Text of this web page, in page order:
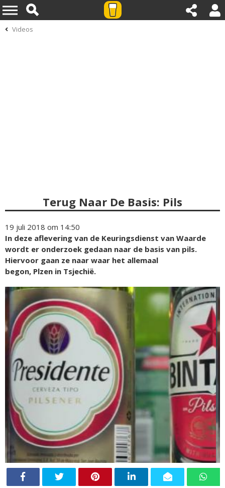
Videos
Terug Naar De Basis: Pils
19 juli 2018 om 14:50
In deze aflevering van de Keuringsdienst van Waarde
wordt er onderzoek gedaan naar de basis van pils.
Hiervoor gaan ze naar waar het allemaal
begon, Plzen in Tsjechië.